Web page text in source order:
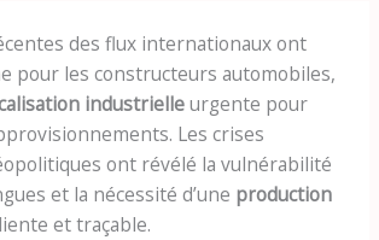
des flux internationaux ont
pour les constructeurs automobiles,
industrielleurgente pour
Les crises
ont révélé la vulnérabilité
et la nécessité d’une production
et traçable.